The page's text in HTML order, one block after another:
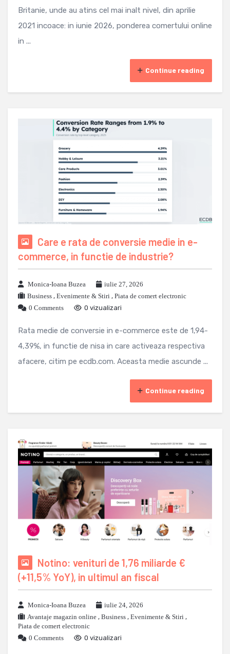
Britanie, unde au atins cel mai inalt nivel, din aprilie
2021 incoace: in iunie 2026, ponderea comertului online
in ...
Continue reading
Care e rata de conversie medie in e-
commerce, in functie de industrie?
Monica-Ioana Buzea
iulie 27, 2026
Business , Evenimente & Stiri , Piata de comert electronic
0 Comments
0 vizualizari
Rata medie de conversie in e-commerce este de 1,94-
4,39%, in functie de nisa in care activeaza respectiva
afacere, citim pe ecdb.com. Aceasta medie ascunde ...
Continue reading
Notino: venituri de 1,76 miliarde €
(+11,5% YoY), in ultimul an fiscal
Monica-Ioana Buzea
iulie 24, 2026
Avantaje magazin online , Business , Evenimente & Stiri ,
Piata de comert electronic
0 Comments
0 vizualizari